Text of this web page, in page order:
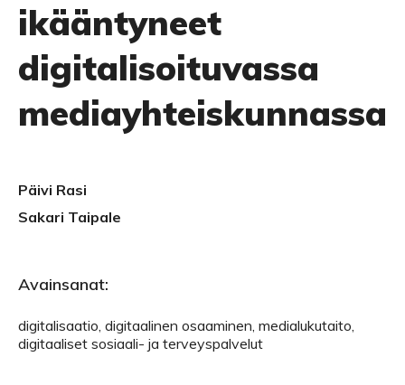
ikääntyneet
digitalisoituvassa
mediayhteiskunnassa
Päivi Rasi
Sakari Taipale
Avainsanat:
digitalisaatio, digitaalinen osaaminen, medialukutaito,
digitaaliset sosiaali- ja terveyspalvelut